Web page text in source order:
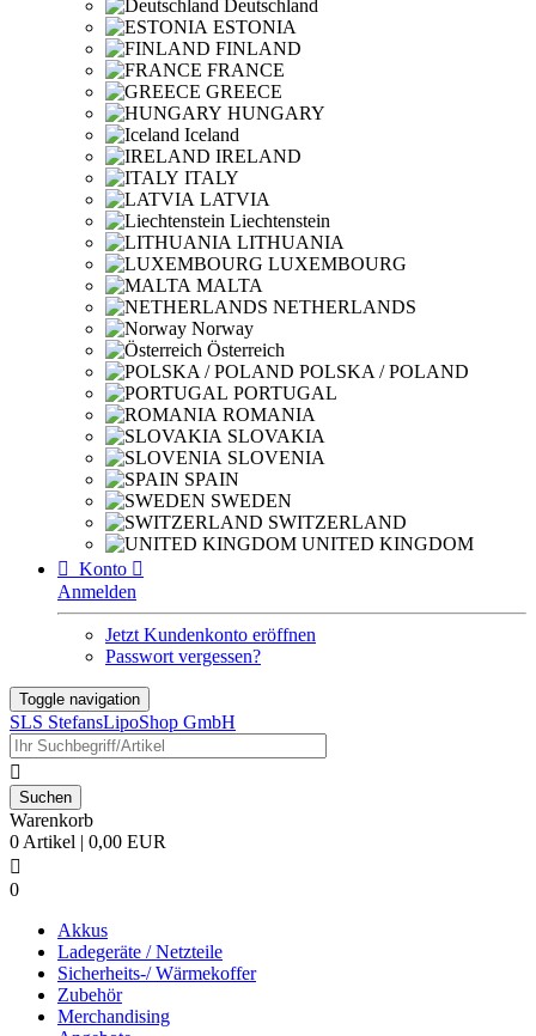
Deutschland
ESTONIA
FINLAND
FRANCE
GREECE
HUNGARY
Iceland
IRELAND
ITALY
LATVIA
Liechtenstein
LITHUANIA
LUXEMBOURG
MALTA
NETHERLANDS
Norway
Österreich
POLSKA / POLAND
PORTUGAL
ROMANIA
SLOVAKIA
SLOVENIA
SPAIN
SWEDEN
SWITZERLAND
UNITED KINGDOM
 Konto 
Anmelden
Jetzt Kundenkonto eröffnen
Passwort vergessen?
Toggle navigation
SLS StefansLipoShop GmbH

Warenkorb
0 Artikel | 0,00 EUR

0
Akkus
Ladegeräte / Netzteile
Sicherheits-/ Wärmekoffer
Zubehör
Merchandising